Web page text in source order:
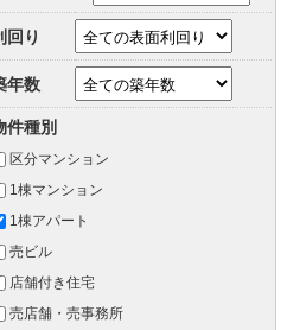
回り
年数
件種別
区分マンション
1棟マンション
1棟アパート
売ビル
店舗付き住宅
売店舗・売事務所